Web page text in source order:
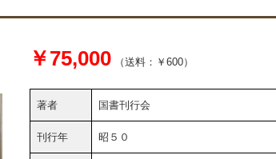
￥75,000 （送料：￥600）
著者 国書刊行会
刊行年 昭５０